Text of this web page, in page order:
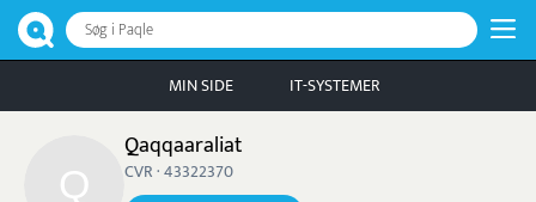
Søg i Paqle
MIN SIDE IT-SYSTEMER
Qaqqaaraliat
CVR · 43322370